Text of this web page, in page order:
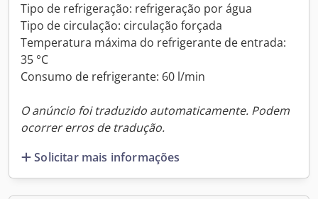
Tipo de refrigeração: refrigeração por água
Tipo de circulação: circulação forçada
Temperatura máxima do refrigerante de entrada:
35 °C
Consumo de refrigerante: 60 l/min
O anúncio foi traduzido automaticamente. Podem
ocorrer erros de tradução.
Solicitar mais informações